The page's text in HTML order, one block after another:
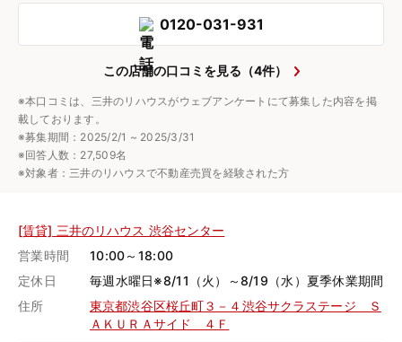
0120-031-931
この店舗の口コミを見る（4件）
※本口コミは、三井のリハウスがウェブアンケートにて募集した内容を掲
載しております。
※募集期間：2025/2/1 ~ 2025/3/31
※回答人数：27,509名
※対象者：三井のリハウスで不動産売買を経験された方
[賃貸] 三井のリハウス 渋谷センター
営業時間
10:00～18:00
定休日
毎週水曜日※8/11（火）～8/19（水）夏季休業期間
住所
東京都渋谷区桜丘町３－４渋谷サクラステージ Ｓ
ＡＫＵＲＡサイド ４Ｆ